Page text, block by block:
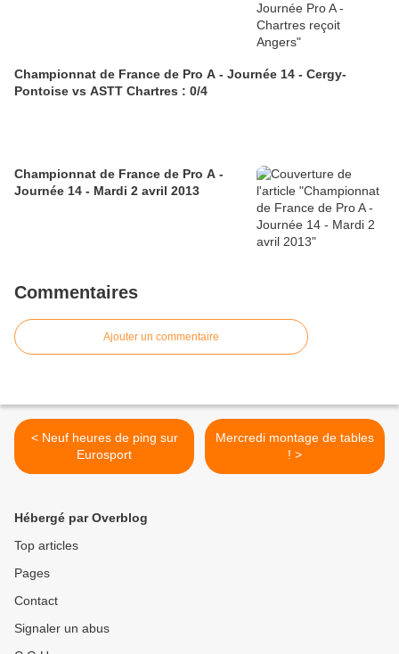
Championnat de France de Pro A - Journée 14 - Cergy-
Pontoise vs ASTT Chartres : 0/4
Championnat de France de Pro A -
Journée 14 - Mardi 2 avril 2013
Commentaires
Ajouter un commentaire
< Neuf heures de ping sur
Eurosport
Mercredi montage de tables
! >
Hébergé par Overblog
Top articles
Pages
Contact
Signaler un abus